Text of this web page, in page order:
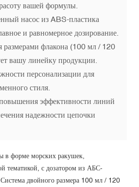
вашей формулы.
насос из ABS-пластика
и равномерное дозирование.
размерами флакона (100 мл / 120
вашу линейку продукции.
персонализации для
стиля.
повышения эффективности линий
надежности цепочки